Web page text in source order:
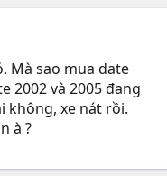
Mà sao mua date
2002 và 2005 đang
không, xe nát rồi.
à ?